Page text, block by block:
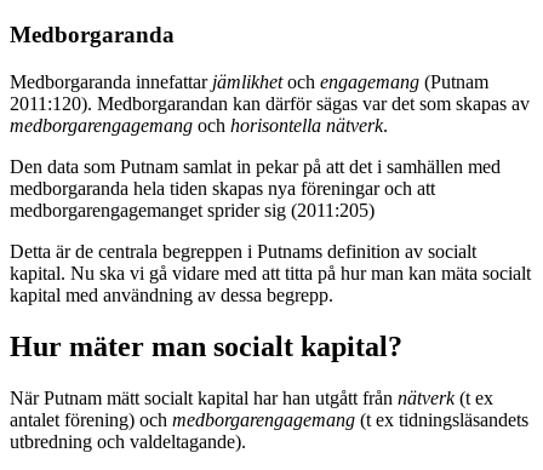
Medborgaranda
Medborgaranda innefattar jämlikhetoch engagemang (Putnam
2011:120). Medborgarandan kan därför sägas var det som skapas av
medborgarengagemang och horisontella nätverk.
Den data som Putnam samlat in pekar på att det i samhällen med
medborgaranda hela tiden skapas nya föreningar och att
medborgarengagemanget sprider sig (2011:205)
Detta är de centrala begreppen i Putnams definition av socialt
kapital. Nu ska vi gå vidare med att titta på hur man kan mäta socialt
kapital med användning av dessa begrepp.
Hur mäter man socialt kapital?
När Putnam mätt socialt kapital har han utgått från nätverk(t ex
antalet förening) och medborgarengagemang (t ex tidningsläsandets
utbredning och valdeltagande).